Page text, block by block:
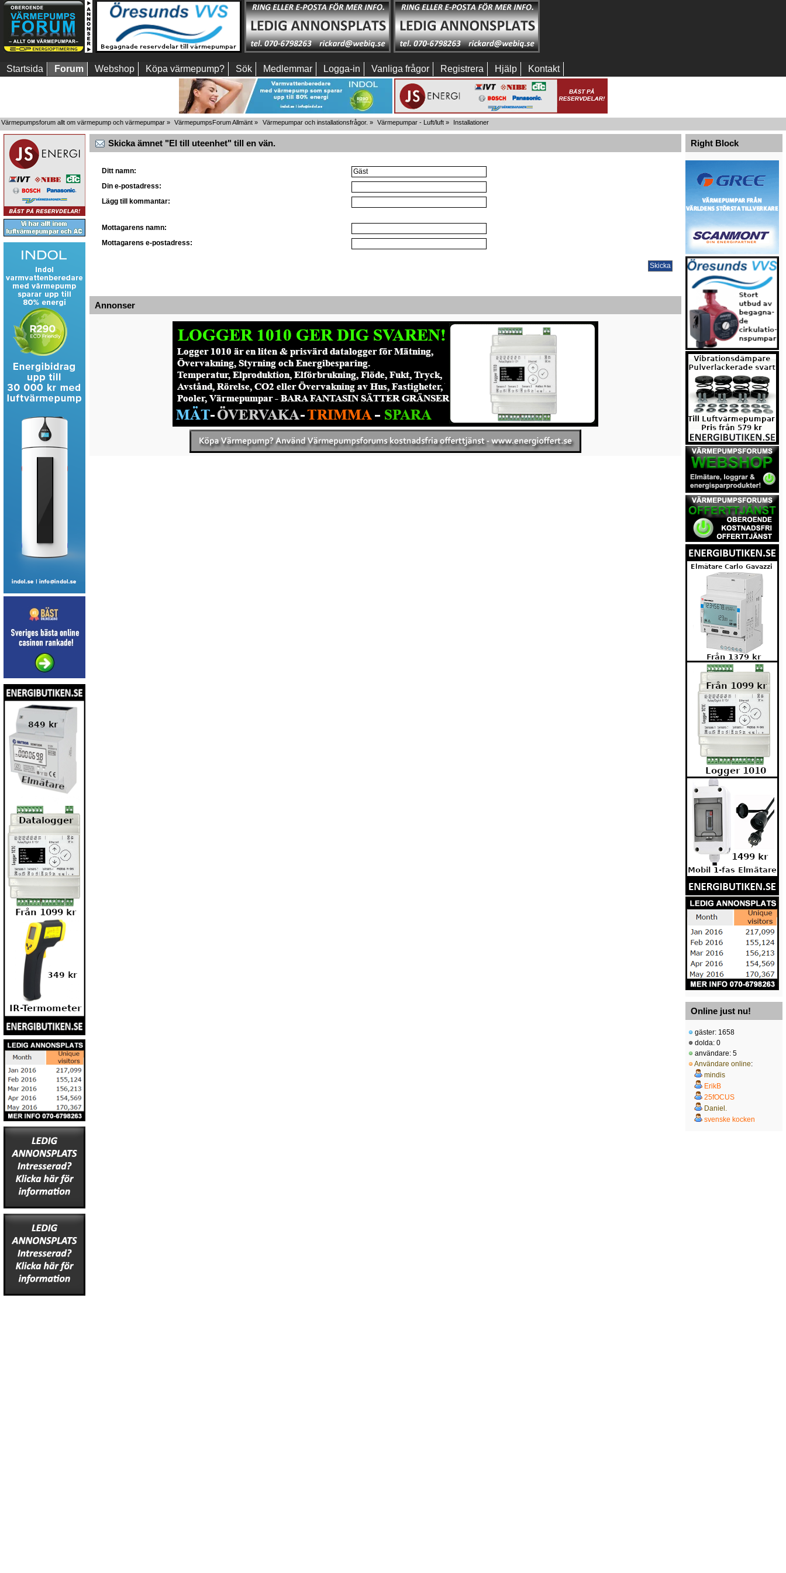
Startsida Forum Webshop Köpa värmepump? Sök Medlemmar Logga-in Vanliga frågor Registrera Hjälp Kontakt
Värmepumpsforum allt om värmepump och värmepumpar » VärmepumpsForum Allmänt » Värmepumpar och installationsfrågor. » Värmepumpar - Luft/luft» Installationer
Skicka ämnet "El till uteenhet" till en vän.
Ditt namn:
Din e-postadress:
Lägg till kommantar:
Mottagarens namn:
Mottagarens e-postadress:
Annonser
Right Block
Online just nu!
gäster: 1658
dolda: 0
användare: 5
Användare online:
mindis
ErikB
25fOCUS
Daniel.
svenske kocken